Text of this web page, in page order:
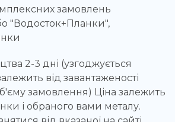
замовлень
"Водосток+Планки",
2-3 дні (узгоджується
від завантаженості
замовлення) Ціна залежить
і обраного вами металу.